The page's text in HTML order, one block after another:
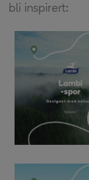
bli inspirert: